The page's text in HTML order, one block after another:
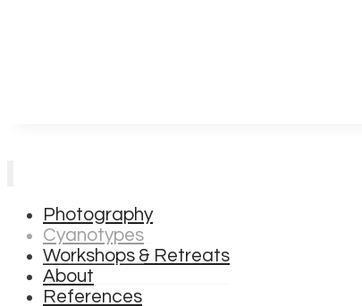
Photography
Cyanotypes
Workshops & Retreats
About
References